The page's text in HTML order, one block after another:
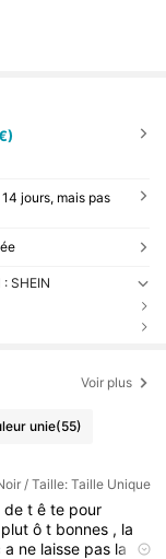
jours, mais pas
SHEIN
Voir plus
unie(55)
/ Taille: Taille Unique
de t ê te pour
plutôt bonnes , la
a ne laisse pas la lè